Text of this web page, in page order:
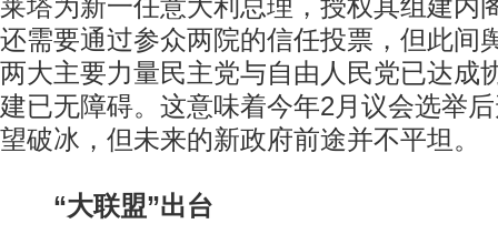
莱塔为新一任意大利总理，授权其组建内
还需要通过参众两院的信任投票，但此间
两大主要力量民主党与自由人民党已达成
建已无障碍。这意味着今年2月议会选举
望破冰，但未来的新政府前途并不平坦。
“大联盟”出台